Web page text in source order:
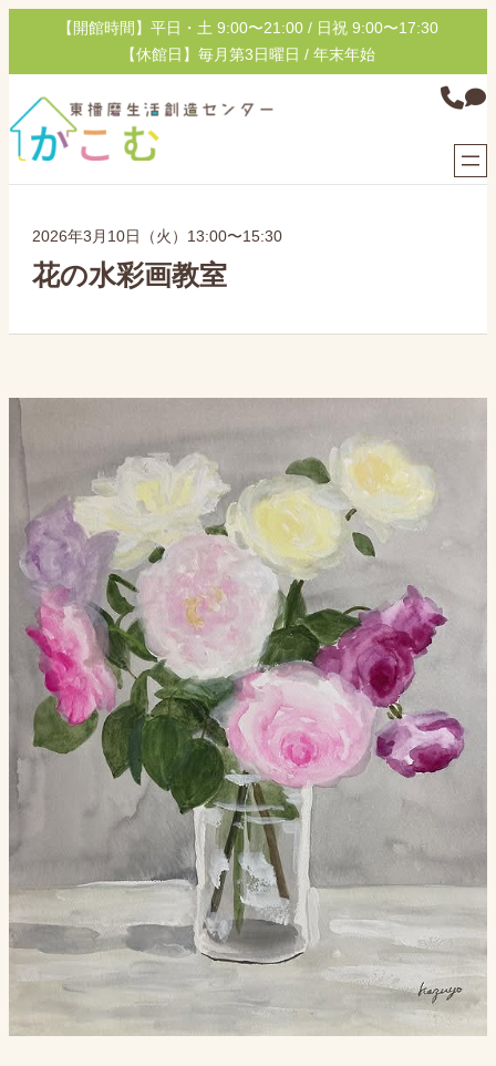
を
キ
ッ
プ
【開館時間】平日・土 9:00〜21:00 / 日祝 9:00〜17:30
【休館日】毎月第3日曜日 / 年末年始
グ
プ
2026年3月10日（火）13:00〜15:30
花の水彩画教室